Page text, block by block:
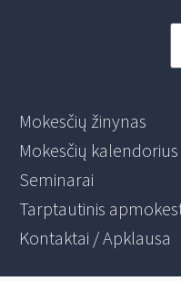
Mokesčių žinynas
Mokesčių kalendorius
Seminarai
Tarptautinis
Kontaktai / Apklausa